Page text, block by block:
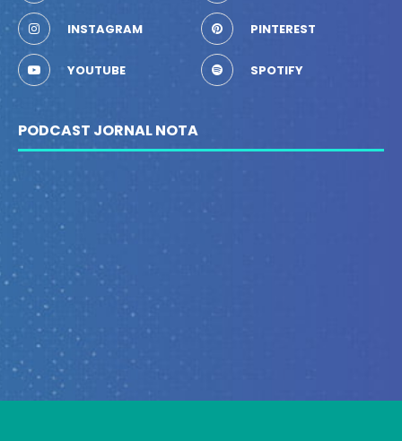
INSTAGRAM PINTEREST
YOUTUBE SPOTIFY
PODCAST JORNAL NOTA